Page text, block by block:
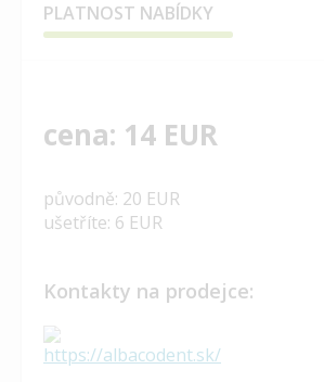
PLATNOST NABÍDKY
cena: 14 EUR
původně: 20 EUR
ušetříte: 6 EUR
Kontakty na prodejce: